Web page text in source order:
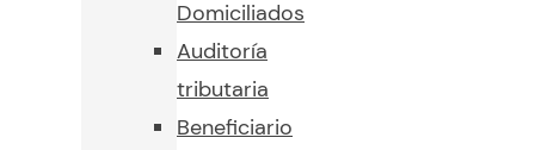
Domiciliados
Auditoría
tributaria
Beneficiario